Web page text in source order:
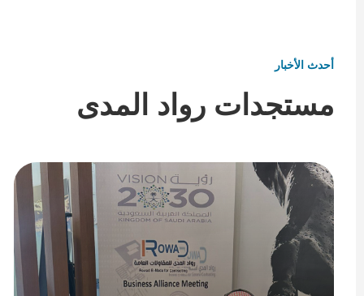
أحدث الأخبار
مستجدات رواد المدى